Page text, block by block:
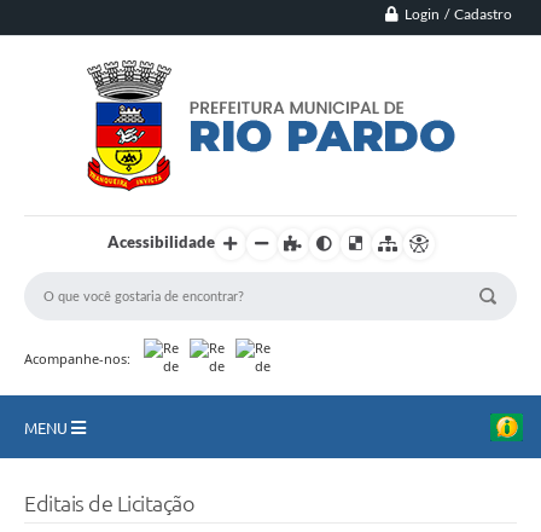
Login / Cadastro
Acessibilidade
Acompanhe-nos:
MENU
Editais de Licitação